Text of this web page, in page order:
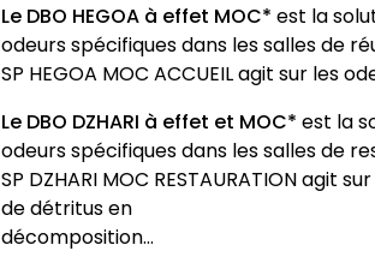
Le DBO HEGOA à effet MOC* est la
odeurs spécifiques dans les salles de
SP HEGOA MOC ACCUEIL agit sur les
Le DBO DZHARI à effet et MOC* est la
odeurs spécifiques dans les salles de
SP DZHARI MOC RESTAURATION agit
de détritus en
décomposition…